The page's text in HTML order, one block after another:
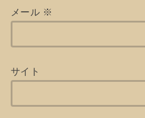
メール ※
サイト